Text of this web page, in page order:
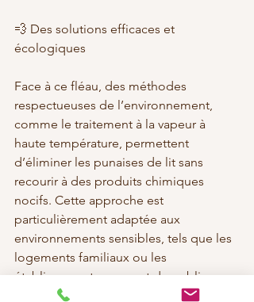
💨 Des solutions efficaces et
écologiques
Face à ce fléau, des méthodes
respectueuses de l’environnement,
comme le traitement à la vapeur à
haute température, permettent
d’éliminer les punaises de lit sans
recourir à des produits chimiques
nocifs. Cette approche est
particulièrement adaptée aux
environnements sensibles, tels que les
logements familiaux ou les
établissements recevant du public.